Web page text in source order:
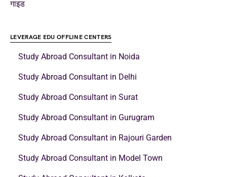
गाइड
LEVERAGE EDU OFFLINE CENTERS
Study Abroad Consultant in Noida
Study Abroad Consultant in Delhi
Study Abroad Consultant in Surat
Study Abroad Consultant in Gurugram
Study Abroad Consultant in Rajouri Garden
Study Abroad Consultant in Model Town